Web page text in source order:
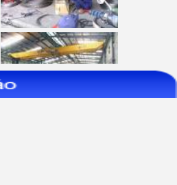
Nham-xep-nhua-chup-75mm-
Norton-Expert